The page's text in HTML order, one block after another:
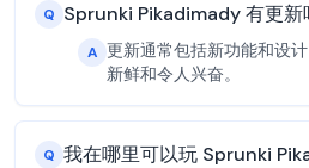
Q Sprunki Pikadimady 有更新
A 更新通常包括新功能和设
新鲜和令人兴奋。
Q 我在哪里可以玩 Sprunki